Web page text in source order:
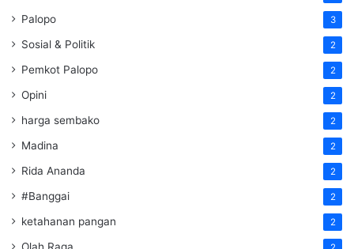
Palopo 3
Sosial & Politik 2
Pemkot Palopo 2
Opini 2
harga sembako 2
Madina 2
Rida Ananda 2
#Banggai 2
ketahanan pangan 2
Olah Raga